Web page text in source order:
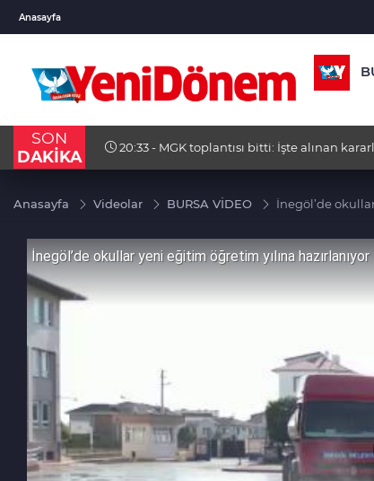
Anasayfa
USD
47,6920
SON
DAKİKA
17:53 - Özel ve Ağbaba’nın fezlekeleri
Anasayfa Videolar BURSA VİDEO İnegöl’de